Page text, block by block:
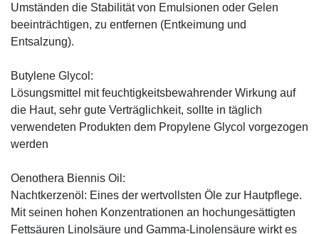
Umständen die Stabilität von Emulsionen oder Gelen
beeinträchtigen, zu entfernen (Entkeimung und
Entsalzung).
Butylene Glycol:
Lösungsmittel mit feuchtigkeitsbewahrender Wirkung auf
die Haut, sehr gute Verträglichkeit, sollte in täglich
verwendeten Produkten dem Propylene Glycol vorgezogen
werden
Oenothera Biennis Oil:
Nachtkerzenöl: Eines der wertvollsten Öle zur Hautpflege.
Mit seinen hohen Konzentrationen an hochungesättigten
Fettsäuren Linolsäure und Gamma-Linolensäure wirkt es